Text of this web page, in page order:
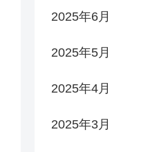
2025年6月
2025年5月
2025年4月
2025年3月